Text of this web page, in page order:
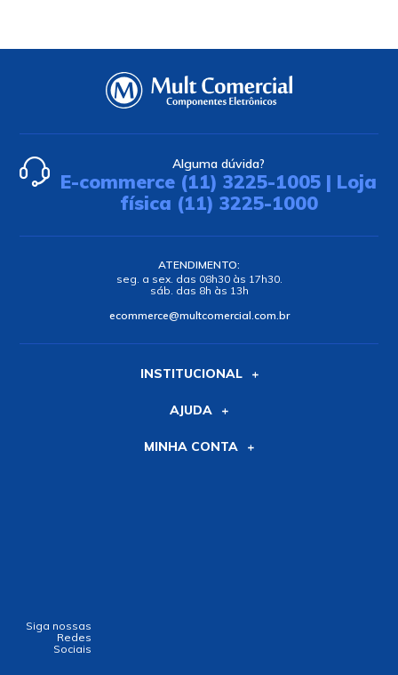
Alguma dúvida?
E-commerce (11) 3225-1005 | Loja
física (11) 3225-1000
ATENDIMENTO:
seg. a sex. das 08h30 às 17h30.
sáb. das 8h às 13h
ecommerce@multcomercial.com.br
INSTITUCIONAL
AJUDA
MINHA CONTA
Siga nossas
Redes
Sociais